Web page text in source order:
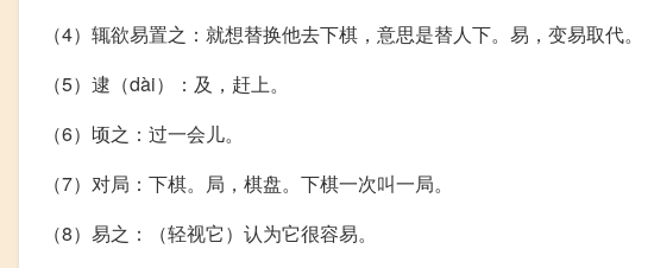
（4）辄欲易置之：就想替换他去下棋，意思是替人下。易，变易取代。
（5）逮（dài）：及，赶上。
（6）顷之：过一会儿。
（7）对局：下棋。局，棋盘。下棋一次叫一局。
（8）易之：（轻视它）认为它很容易。